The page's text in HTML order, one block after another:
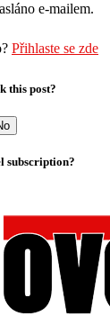
e-mailem.
Přihlaste se zde
this post?
subscription?